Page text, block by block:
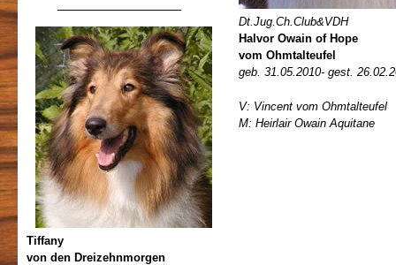
Tiffany
von den Dreizehnmorgen
Dt.Jug.Ch.Club&VDH
Halvor Owain of Hope
vom Ohmtalteufel
geb. 31.05.2010- gest.
V: Vincent vom Ohmtalteufel
M: Heirlair Owain Aquitane